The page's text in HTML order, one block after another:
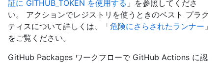
証に GITHUB_TOKEN を使用する 」を参照してくださ
い。 アクションでレジストリを使うときのベスト プラク
ティスについて詳しくは、「危険にさらされたランナー 」
をご覧ください。
GitHub Packages ワークフローで GitHub Actions に認